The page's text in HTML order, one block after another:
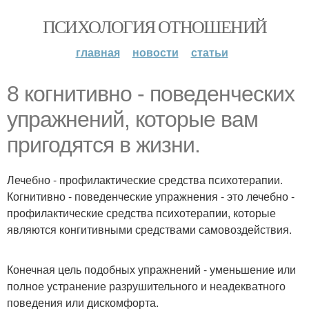
ПСИХОЛОГИЯ ОТНОШЕНИЙ
главная новости статьи
8 когнитивно - поведенческих
упражнений, которые вам
пригодятся в жизни.
Лечебно - профилактические средства психотерапии.
Когнитивно - поведенческие упражнения - это лечебно -
профилактические средства психотерапии, которые
являются конгитивными средствами самовоздействия.
Конечная цель подобных упражнений - уменьшение или
полное устранение разрушительного и неадекватного
поведения или дискомфорта.